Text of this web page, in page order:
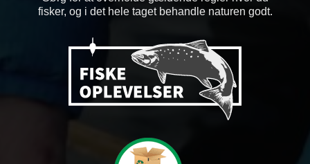
fisker, og i det hele taget behandle naturen godt.